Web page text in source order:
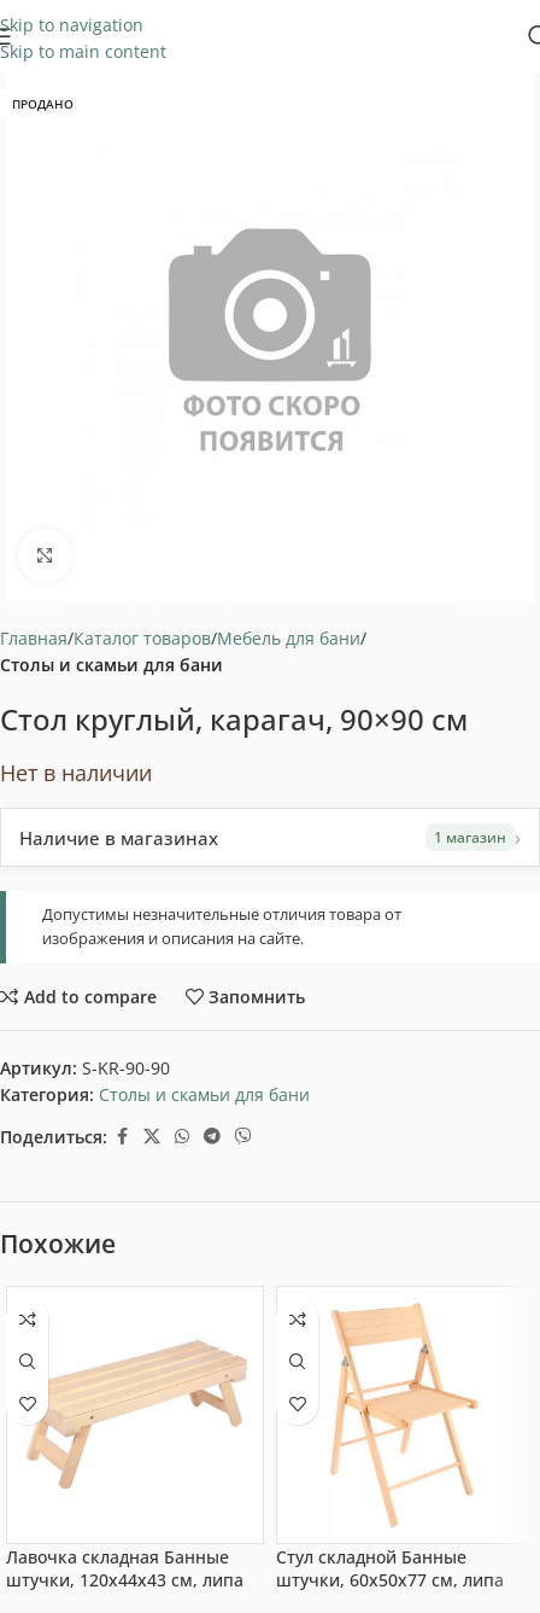
Skip to navigation
Skip to main content
ПРОДАНО
Главная Каталог товаров Мебель для бани
Столы и скамьи для бани
Стол круглый, карагач, 90×90 см
Нет в наличии
Наличие в магазинах 1 магазин ›
Допустимы незначительные отличия товара от
изображения и описания на сайте.
Add to compare Запомнить
Артикул: S-KR-90-90
Категория: Столы и скамьи для бани
Поделиться:
Похожие
Лавочка складная Банные
штучки, 120x44x43 см, липа
Стул складной Банные
штучки, 60x50x77 см, липа